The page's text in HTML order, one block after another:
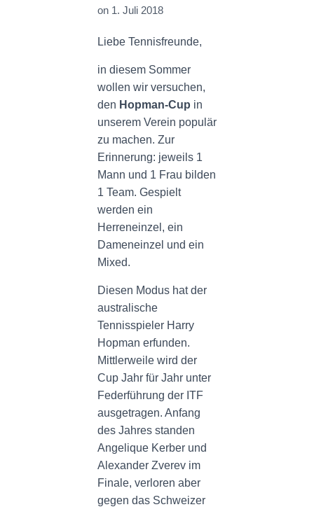
on 1. Juli 2018
Liebe Tennisfreunde,
in diesem Sommer
wollen wir versuchen,
den Hopman-Cup in
unserem Verein populär
zu machen. Zur
Erinnerung: jeweils 1
Mann und 1 Frau bilden
1 Team. Gespielt
werden ein
Herreneinzel, ein
Dameneinzel und ein
Mixed.
Diesen Modus hat der
australische
Tennisspieler Harry
Hopman erfunden.
Mittlerweile wird der
Cup Jahr für Jahr unter
Federführung der ITF
ausgetragen. Anfang
des Jahres standen
Angelique Kerber und
Alexander Zverev im
Finale, verloren aber
gegen das Schweizer